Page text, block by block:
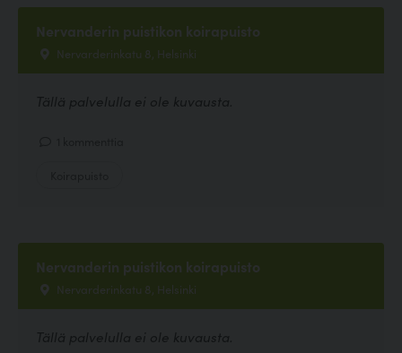
Nervanderin puistikon koirapuisto
Nervarderinkatu 8, Helsinki
Tällä palvelulla ei ole kuvausta.
Nervanderin puistikon koirapuisto
Nervarderinkatu 8, Helsinki
Tällä palvelulla ei ole kuvausta.